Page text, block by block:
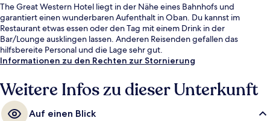
The Great Western Hotel liegt in der Nähe eines Bahnhofs und
garantiert einen wunderbaren Aufenthalt in Oban. Du kannst im
Restaurant etwas essen oder den Tag mit einem Drink in der
Bar/Lounge ausklingen lassen. Anderen Reisenden gefallen das
hilfsbereite Personal und die Lage sehr gut.
Informationen zu den Rechten zur Stornierung
Weitere Infos zu dieser Unterkunft
Auf einen Blick